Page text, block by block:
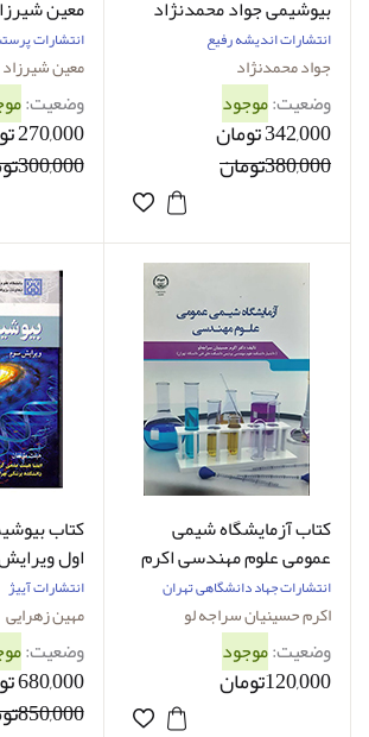
بیوشیمی جواد محمدنژاد
انتشارات اندیشه رفیع
جواد محمدنژاد‌
وضعیت:موجود
342,000 تومان
380,000تومان
معین
انتشارات
معین شیرزاد
وضعیت:
270,000 تومان
300,000تومان
کتاب آزمایشگاه شیمی
عمومی علوم مهندسی اکرم
حسینیان سراجه لو
انتشارات جهاد دانشگاهی تهران
اکرم حسینیان سراجه لو
وضعیت:موجود
120,000تومان
کتاب
اول
زهرایی
انتشارات آییژ
مهین زهرایی
وضعیت:
680,000 تومان
850,000تومان